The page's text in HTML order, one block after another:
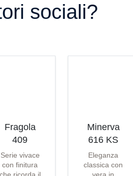
sociali?
Fragola
409
Serie vivace
con finitura
Minerva
616 KS
Eleganza
classica con